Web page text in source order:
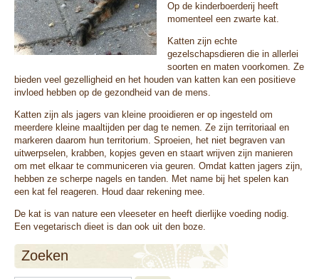
Op de kinderboerderij heeft
momenteel een zwarte kat.
Katten zijn echte
gezelschapsdieren die in allerlei
soorten en maten voorkomen. Ze
bieden veel gezelligheid en het houden van katten kan een positieve
invloed hebben op de gezondheid van de mens.
Katten zijn als jagers van kleine prooidieren er op ingesteld om
meerdere kleine maaltijden per dag te nemen. Ze zijn territoriaal en
markeren daarom hun territorium. Sproeien, het niet begraven van
uitwerpselen, krabben, kopjes geven en staart wrijven zijn manieren
om met elkaar te communiceren via geuren. Omdat katten jagers zijn,
hebben ze scherpe nagels en tanden. Met name bij het spelen kan
een kat fel reageren. Houd daar rekening mee.
De kat is van nature een vleeseter en heeft dierlijke voeding nodig.
Een vegetarisch dieet is dan ook uit den boze.
Zoeken